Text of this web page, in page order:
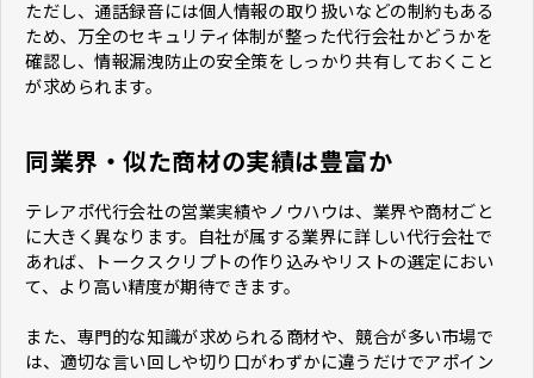
ただし、通話録音には個人情報の取り扱いなどの制約もある
ため、万全のセキュリティ体制が整った代行会社かどうかを
確認し、情報漏洩防止の安全策をしっかり共有しておくこと
が求められます。
同業界・似た商材の実績は豊富か
テレアポ代行会社の営業実績やノウハウは、業界や商材ごと
に大きく異なります。自社が属する業界に詳しい代行会社で
あれば、トークスクリプトの作り込みやリストの選定におい
て、より高い精度が期待できます。
また、専門的な知識が求められる商材や、競合が多い市場で
は、適切な言い回しや切り口がわずかに違うだけでアポイン